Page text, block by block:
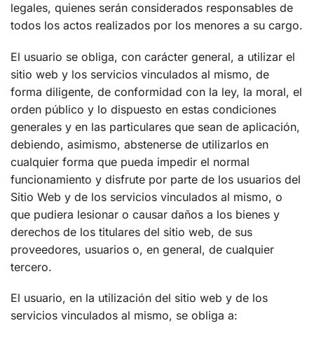
legales, quienes serán considerados responsables de
todos los actos realizados por los menores a su cargo.
El usuario se obliga, con carácter general, a utilizar el
sitio web y los servicios vinculados al mismo, de
forma diligente, de conformidad con la ley, la moral, el
orden público y lo dispuesto en estas condiciones
generales y en las particulares que sean de aplicación,
debiendo, asimismo, abstenerse de utilizarlos en
cualquier forma que pueda impedir el normal
funcionamiento y disfrute por parte de los usuarios del
Sitio Web y de los servicios vinculados al mismo, o
que pudiera lesionar o causar daños a los bienes y
derechos de los titulares del sitio web, de sus
proveedores, usuarios o, en general, de cualquier
tercero.
El usuario, en la utilización del sitio web y de los
servicios vinculados al mismo, se obliga a: